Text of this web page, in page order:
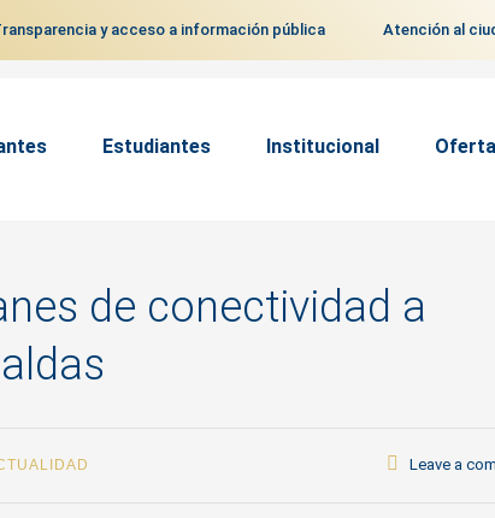
y acceso a información pública Atención al
Estudiantes Institucional
de conectividad a
Leave a